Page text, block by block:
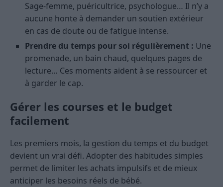
Sage-femme, puéricultrice, psychologue… Il n’y a
aucune honte à demander un soutien extérieur
en cas de doute ou de fatigue intense.
Prendre du temps pour soi régulièrement : Une
promenade, un bain chaud, quelques pages de
lecture… Ces moments aident à se ressourcer et
à garder le cap.
Gérer les courses et le budget
facilement
Les premiers mois, la gestion du temps et du budget
devient un vrai défi. Adopter des habitudes simples
permet de limiter les achats impulsifs et de mieux
anticiper les besoins réels de bébé.